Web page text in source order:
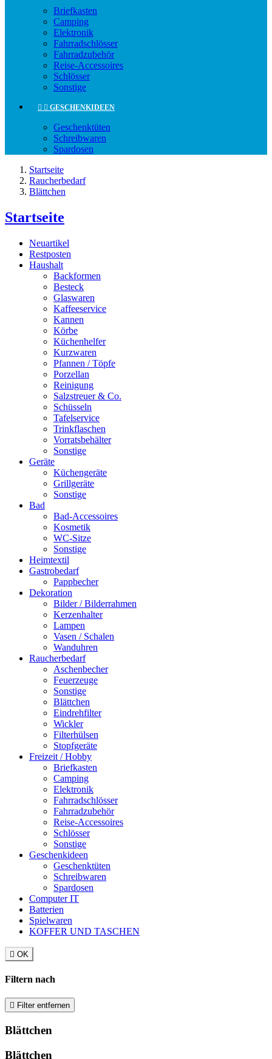
Briefkasten
Camping
Elektronik
Fahrradschlösser
Fahrradzubehör
Reise-Accessoires
Schlösser
Sonstige
  GESCHENKIDEEN
Geschenktüten
Schreibwaren
Spardosen
Startseite
Raucherbedarf
Blättchen
Startseite
Neuartikel
Restposten
Haushalt
Backformen
Besteck
Glaswaren
Kaffeeservice
Kannen
Körbe
Küchenhelfer
Kurzwaren
Pfannen / Töpfe
Porzellan
Reinigung
Salzstreuer & Co.
Schüsseln
Tafelservice
Trinkflaschen
Vorratsbehälter
Sonstige
Geräte
Küchengeräte
Grillgeräte
Sonstige
Bad
Bad-Accessoires
Kosmetik
WC-Sitze
Sonstige
Heimtextil
Gastrobedarf
Pappbecher
Dekoration
Bilder / Bilderrahmen
Kerzenhalter
Lampen
Vasen / Schalen
Wanduhren
Raucherbedarf
Aschenbecher
Feuerzeuge
Sonstige
Blättchen
Eindrehfilter
Wickler
Filterhülsen
Stopfgeräte
Freizeit / Hobby
Briefkasten
Camping
Elektronik
Fahrradschlösser
Fahrradzubehör
Reise-Accessoires
Schlösser
Sonstige
Geschenkideen
Geschenktüten
Schreibwaren
Spardosen
Computer IT
Batterien
Spielwaren
KOFFER UND TASCHEN
 OK
Filtern nach
 Filter entfernen
Blättchen
Blättchen